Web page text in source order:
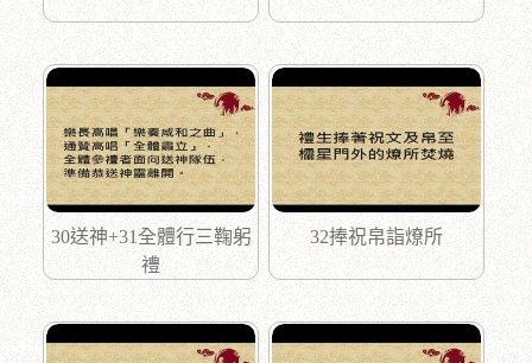
30送神+31全體行三鞠躬
禮
32捧祝帛詣燎所